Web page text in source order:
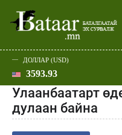
ДОЛЛАР (USD)
3593.93
Улаанбаатарт
дулаан байна